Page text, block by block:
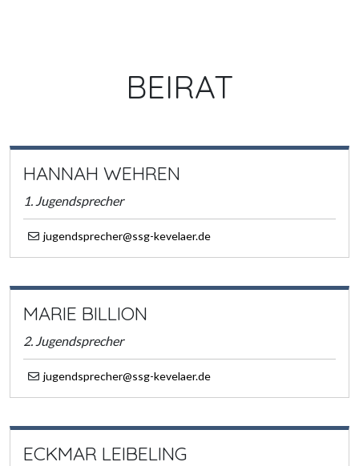
BEIRAT
HANNAH WEHREN
1. Jugendsprecher
jugendsprecher@ssg-kevelaer.de
MARIE BILLION
2. Jugendsprecher
jugendsprecher@ssg-kevelaer.de
ECKMAR LEIBELING